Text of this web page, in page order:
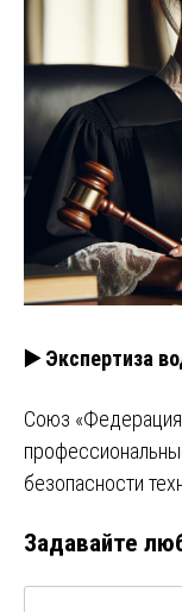
▶️ Экспертиза
Союз
безопасности
Задавайте